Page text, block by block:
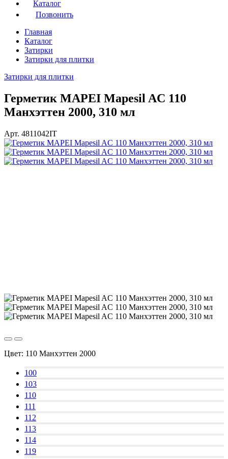
Каталог
Позвонить
Главная
Каталог
Затирки
Затирки для плитки
Затирки для плитки
Герметик MAPEI Mapesil AC 110
Манхэттен 2000, 310 мл
Арт. 4811042IT
Цвет: 110 Манхэттен 2000
100
103
110
111
112
113
114
119